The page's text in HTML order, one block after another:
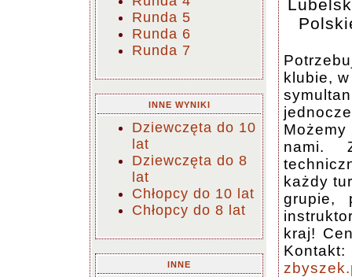
Runda 5
Runda 6
Runda 7
INNE WYNIKI
Dziewczęta do 10
lat
Dziewczęta do 8
lat
Chłopcy do 10 lat
Chłopcy do 8 lat
INNE
klubie,
nami.
każdy
grupie,
kraj!